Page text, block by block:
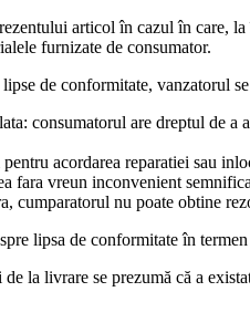
articol în cazul în care,
furnizate de consumator.
de conformitate, vanzatorul
consumatorul are dreptul de
acordarea reparatiei sau
fara vreun inconvenient
cumparatorul nu poate obtine
lipsa de conformitate în
la livrare se prezumă că a